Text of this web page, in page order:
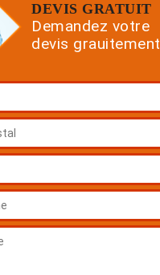
DEVIS GRATUIT
Demandez votre
devis grauitement